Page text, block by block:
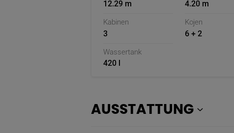
12.29 m 4.20 m
Kabinen
3
Kojen
6 + 2
Wassertank
420 l
AUSSTATTUNG